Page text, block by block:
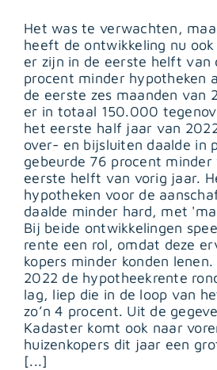
Het was te verwachten,
heeft de ontwikkeling nu
er zijn in de eerste helft van
procent minder hypotheken
de eerste zes maanden van
er in totaal 150.000
het eerste half jaar van
over- en bijsluiten daalde in
gebeurde 76 procent minder
eerste helft van vorig jaar.
hypotheken voor de
daalde minder hard, met
Bij beide ontwikkelingen
rente een rol, omdat deze
kopers minder konden
2022 de hypotheekrente
lag, liep die in de loop van
zo’n 4 procent. Uit de
Kadaster komt ook naar
huizenkopers dit jaar een
[...]